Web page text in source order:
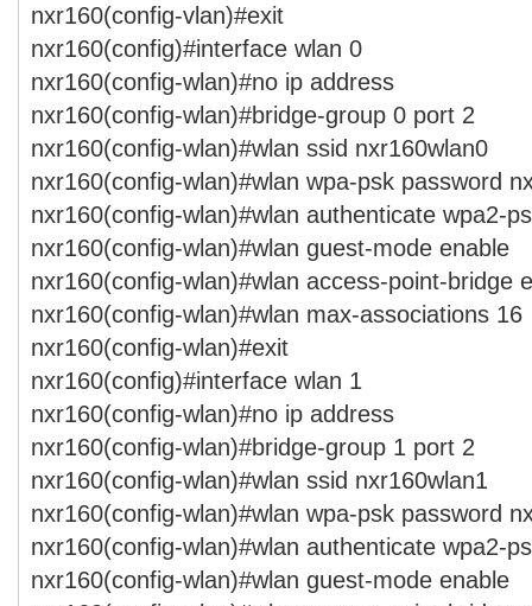
nxr160(config-vlan)#exit
nxr160(config)#interface wlan 0
nxr160(config-wlan)#no ip address
nxr160(config-wlan)#bridge-group 0 port 2
nxr160(config-wlan)#wlan ssid nxr160wlan0
nxr160(config-wlan)#wlan wpa-psk password
nxr160(config-wlan)#wlan authenticate wpa2-
nxr160(config-wlan)#wlan guest-mode enable
nxr160(config-wlan)#wlan access-point-bridge
nxr160(config-wlan)#wlan max-associations 16
nxr160(config-wlan)#exit
nxr160(config)#interface wlan 1
nxr160(config-wlan)#no ip address
nxr160(config-wlan)#bridge-group 1 port 2
nxr160(config-wlan)#wlan ssid nxr160wlan1
nxr160(config-wlan)#wlan wpa-psk password
nxr160(config-wlan)#wlan authenticate wpa2-
nxr160(config-wlan)#wlan guest-mode enable